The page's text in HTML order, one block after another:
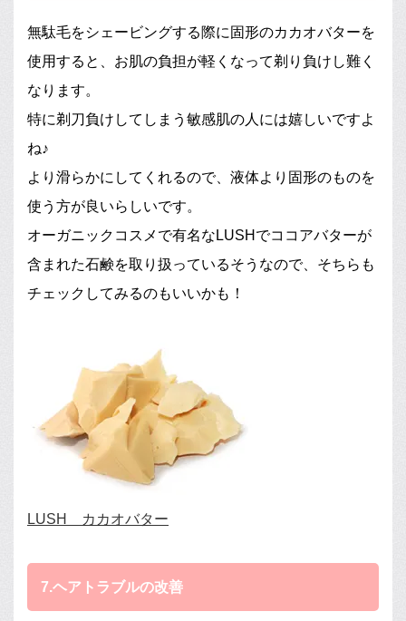
無駄毛をシェービングする際に固形のカカオバターを
使用すると、お肌の負担が軽くなって剃り負けし難く
なります。
特に剃刀負けしてしまう敏感肌の人には嬉しいですよ
ね♪
より滑らかにしてくれるので、液体より固形のものを
使う方が良いらしいです。
オーガニックコスメで有名なLUSHでココアバターが
含まれた石鹸を取り扱っているそうなので、そちらも
チェックしてみるのもいいかも！
LUSH カカオバター
7.ヘアトラブルの改善